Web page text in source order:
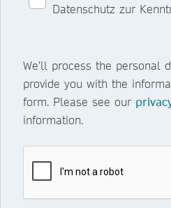
Datenschutz zur
We’ll process the personal
provide you with the
form. Please see our
information.